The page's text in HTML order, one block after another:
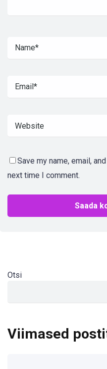
Save my name, email,
next time I comment.
Otsi
Viimased